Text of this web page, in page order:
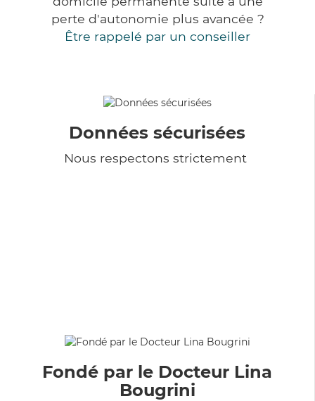
perte d'autonomie plus avancée ?
Être rappelé par un conseiller
Données sécurisées
Nous respectons strictement
Fondé par le Docteur Lina
Bougrini